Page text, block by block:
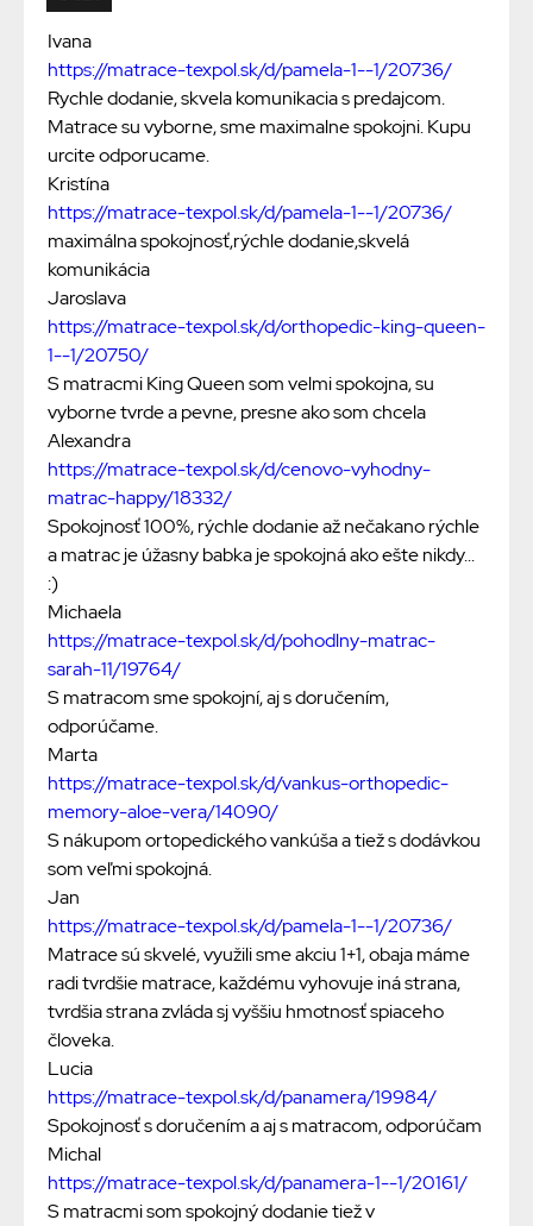
Ivana
https://matrace-texpol.sk/d/pamela-1--1/20736/
Rychle dodanie, skvela komunikacia s predajcom.
Matrace su vyborne, sme maximalne spokojni. Kupu
urcite odporucame.
Kristína
https://matrace-texpol.sk/d/pamela-1--1/20736/
maximálna spokojnosť,rýchle dodanie,skvelá
komunikácia
Jaroslava
https://matrace-texpol.sk/d/orthopedic-king-queen-
1--1/20750/
S matracmi King Queen som velmi spokojna, su
vyborne tvrde a pevne, presne ako som chcela
Alexandra
https://matrace-texpol.sk/d/cenovo-vyhodny-
matrac-happy/18332/
Spokojnosť 100%, rýchle dodanie až nečakano rýchle
a matrac je úžasny babka je spokojná ako ešte nikdy...
:)
Michaela
https://matrace-texpol.sk/d/pohodlny-matrac-
sarah-11/19764/
S matracom sme spokojní, aj s doručením,
odporúčame.
Marta
https://matrace-texpol.sk/d/vankus-orthopedic-
memory-aloe-vera/14090/
S nákupom ortopedického vankúša a tiež s dodávkou
som veľmi spokojná.
Jan
https://matrace-texpol.sk/d/pamela-1--1/20736/
Matrace sú skvelé, využili sme akciu 1+1, obaja máme
radi tvrdšie matrace, každému vyhovuje iná strana,
tvrdšia strana zvláda sj vyššiu hmotnosť spiaceho
človeka.
Lucia
https://matrace-texpol.sk/d/panamera/19984/
Spokojnosť s doručením a aj s matracom, odporúčam
Michal
https://matrace-texpol.sk/d/panamera-1--1/20161/
S matracmi som spokojný dodanie tiež v